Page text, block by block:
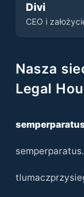
Divi
CEO i
Nasza
Legal